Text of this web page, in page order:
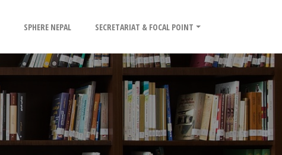
SPHERE NEPAL SECRETARIAT & FOCAL POINT